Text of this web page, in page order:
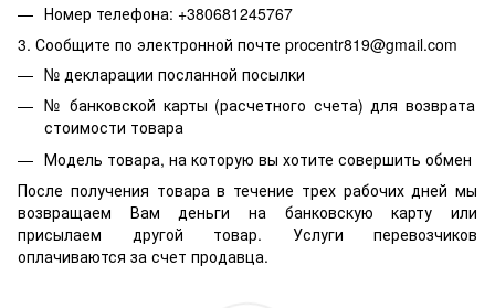
Номер телефона: +380681245767
3. Сообщите по электронной почте procentr819@gmail.com
№ декларации посланной посылки
№ банковской карты (расчетного счета) для возврата
стоимости товара
Модель товара, на которую вы хотите совершить обмен
После получения товара в течение трех рабочих дней мы
возвращаем Вам деньги на банковскую карту или
присылаем другой товар. Услуги перевозчиков
оплачиваются за счет продавца.